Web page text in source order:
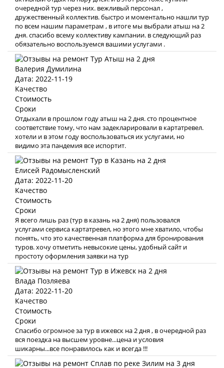
очередной тур через них. вежливый персонал ,
дружественный коллектив. быстро и моментально нашли тур
по всем нашим параметрам , в итоге мы выбрали атыш на 2
дня. спасибо всему коллективу кампании. в следующий раз
обязательно воспользуемся вашими услугами .
Валерия Думилина
Дата: 2022-11-19
Качество
Стоимость
Сроки
Отдыхали в прошлом году атыш на 2 дня. сто процентное
соответствие тому, что нам задекларировали в картатревел.
хотели и в этом году воспользоваться их услугами, но
видимо эта пандемия все испортит.
Елисей Радомысленский
Дата: 2022-11-20
Качество
Стоимость
Сроки
Я всего лишь раз (тур в казань на 2 дня) пользовался
услугами сервиса картатревел, но этого мне хватило, чтобы
понять, что это качественная платформа для бронирования
туров. хочу отметить невысокие цены, удобный сайт и
простоту оформления заявки на тур
Влада Позляева
Дата: 2022-11-20
Качество
Стоимость
Сроки
Спасибо огромное за тур в ижевск на 2 дня , в очередной раз
вся поездка на высшем уровне...цена и условия
шикарны...все понравилось как и всегда !!!